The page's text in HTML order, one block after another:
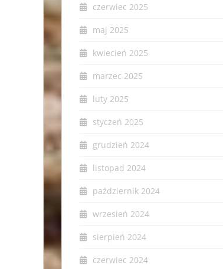
czerwiec 2025
maj 2025
kwiecień 2025
marzec 2025
luty 2025
styczeń 2025
grudzień 2024
listopad 2024
październik 2024
wrzesień 2024
sierpień 2024
czerwiec 2024